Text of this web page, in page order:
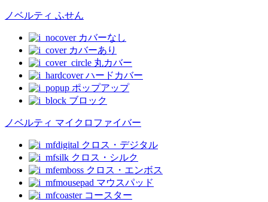
ノベルティ ふせん
カバーなし
カバーあり
丸カバー
ハードカバー
ポップアップ
ブロック
ノベルティ マイクロファイバー
クロス・デジタル
クロス・シルク
クロス・エンボス
マウスパッド
コースター